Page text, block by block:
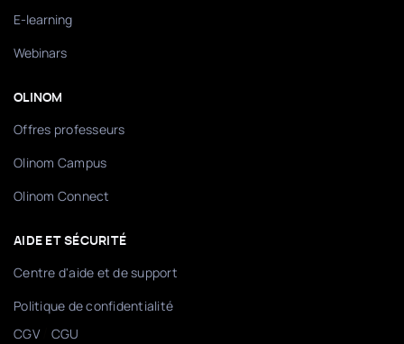
E-learning
Webinars
OLINOM
Offres professeurs
Olinom Campus
Olinom Connect
AIDE ET SÉCURITÉ
Centre d'aide et de support
Politique de confidentialité
CGV/ CGU